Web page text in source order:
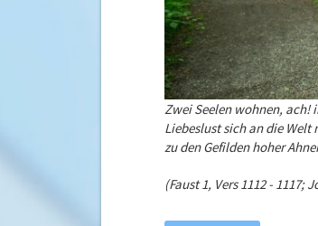
Zwei Seelen wohnen, ach!
Liebeslust sich an die
zu den Gefilden hoher
(Faust 1, Vers 1112 - 1117;